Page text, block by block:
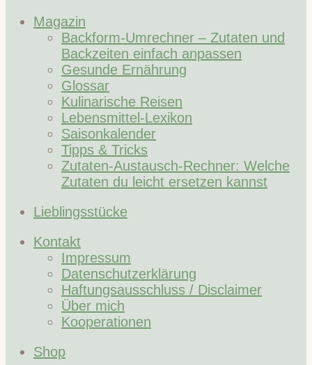
Magazin
Backform-Umrechner – Zutaten und
Backzeiten einfach anpassen
Gesunde Ernährung
Glossar
Kulinarische Reisen
Lebensmittel-Lexikon
Saisonkalender
Tipps & Tricks
Zutaten-Austausch-Rechner: Welche
Zutaten du leicht ersetzen kannst
Lieblingsstücke
Kontakt
Impressum
Datenschutzerklärung
Haftungsausschluss / Disclaimer
Über mich
Kooperationen
Shop